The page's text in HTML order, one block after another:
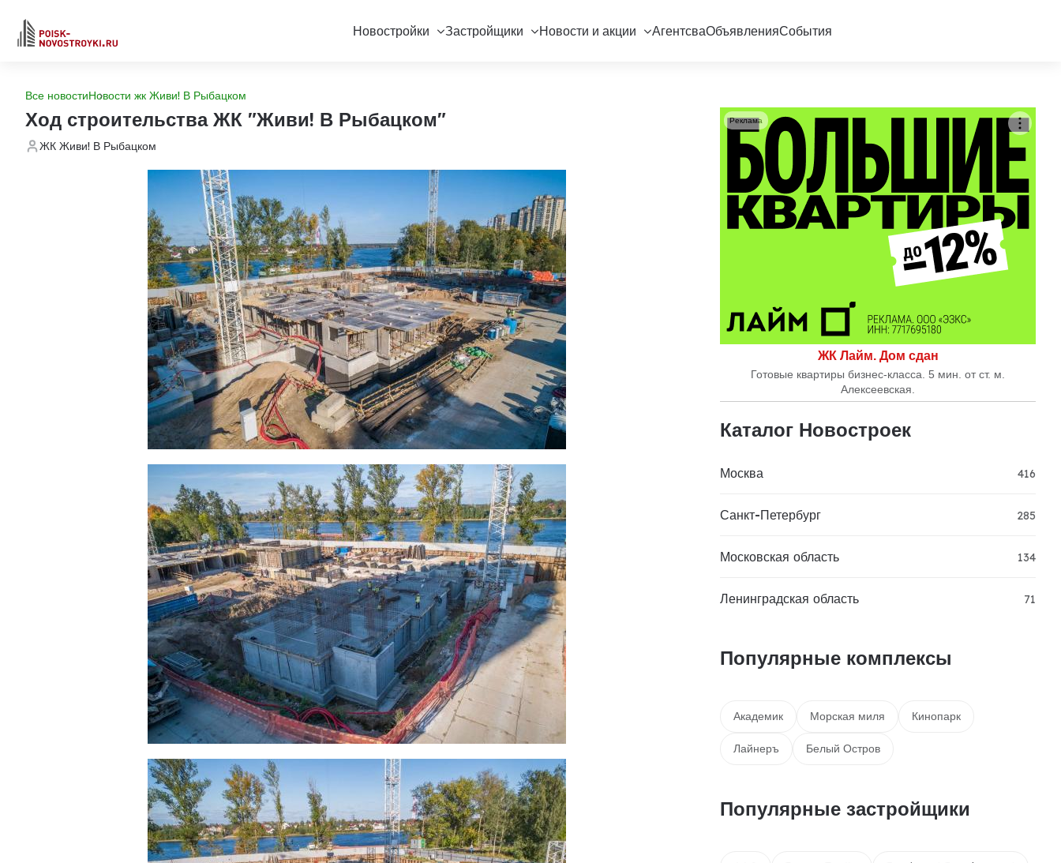
Новостройки Застройщики Новости и акции АгентсваОбъявленияСобытия
Все новостиНовости жк Живи! В Рыбацком
Ход строительства ЖК "Живи! В Рыбацком"
ЖК Живи! В Рыбацком
ЖК Лайм. Дом сдан
Готовые квартиры бизнес-класса. 5 мин. от ст. м.
Алексеевская.
Реклама
Каталог Новостроек
Москва 416
Санкт-Петербург 285
Московская область 134
Ленинградская область 71
Популярные комплексы
Академик Морская миля Кинопарк
Лайнеръ Белый Остров
Популярные застройщики